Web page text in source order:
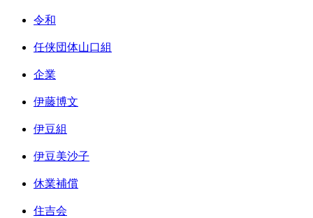
令和
任侠団体山口組
企業
伊藤博文
伊豆組
伊豆美沙子
休業補償
住吉会